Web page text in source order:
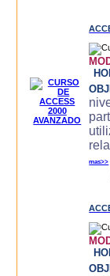
mas>>